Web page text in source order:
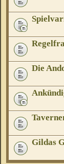
Die
Gildas